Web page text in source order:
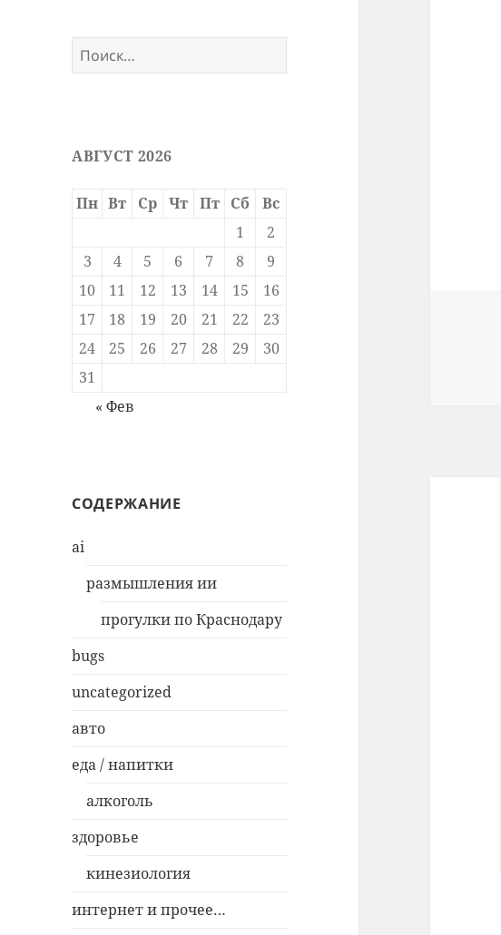
Найти:
АВГУСТ 2026
Пн Вт Ср Чт Пт Сб
Вс
1
2
3
4 5 6 7 8
9
10
11 12 13 14 15
16
17
18 19 20 21 22
23
24
25 26 27 28 29
30
31
« Фев
СОДЕРЖАНИЕ
ai
размышления ии
прогулки по Краснодару
bugs
uncategorized
авто
еда / напитки
алкоголь
здоровье
кинезиология
интернет и прочее…